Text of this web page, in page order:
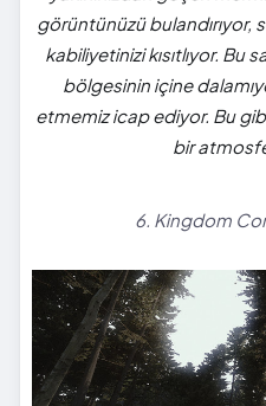
görüntünüzü bulandırıyor,
kabiliyetinizi kısıtlıyor.
bölgesinin içine
etmemiz icap ediyor. Bu
bir
6. Kingdom